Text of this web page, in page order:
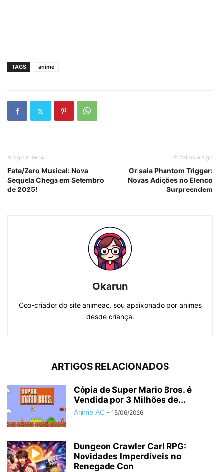
TAGS anime
Artigo anterior
Fate/Zero Musical: Nova
Sequela Chega em Setembro
de 2025!
Próximo artigo
Grisaia Phantom Trigger:
Novas Adições no Elenco
Surpreendem
Okarun
Coo-criador do site animeac, sou apaixonado por animes
desde criança.
ARTIGOS RELACIONADOS
Cópia de Super Mario Bros. é
Vendida por 3 Milhões de...
Anime AC - 15/06/2026
Dungeon Crawler Carl RPG:
Novidades Imperdíveis no
Renegade Con